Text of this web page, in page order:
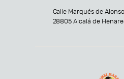
Calle Marqués de
28805 Alcalá de